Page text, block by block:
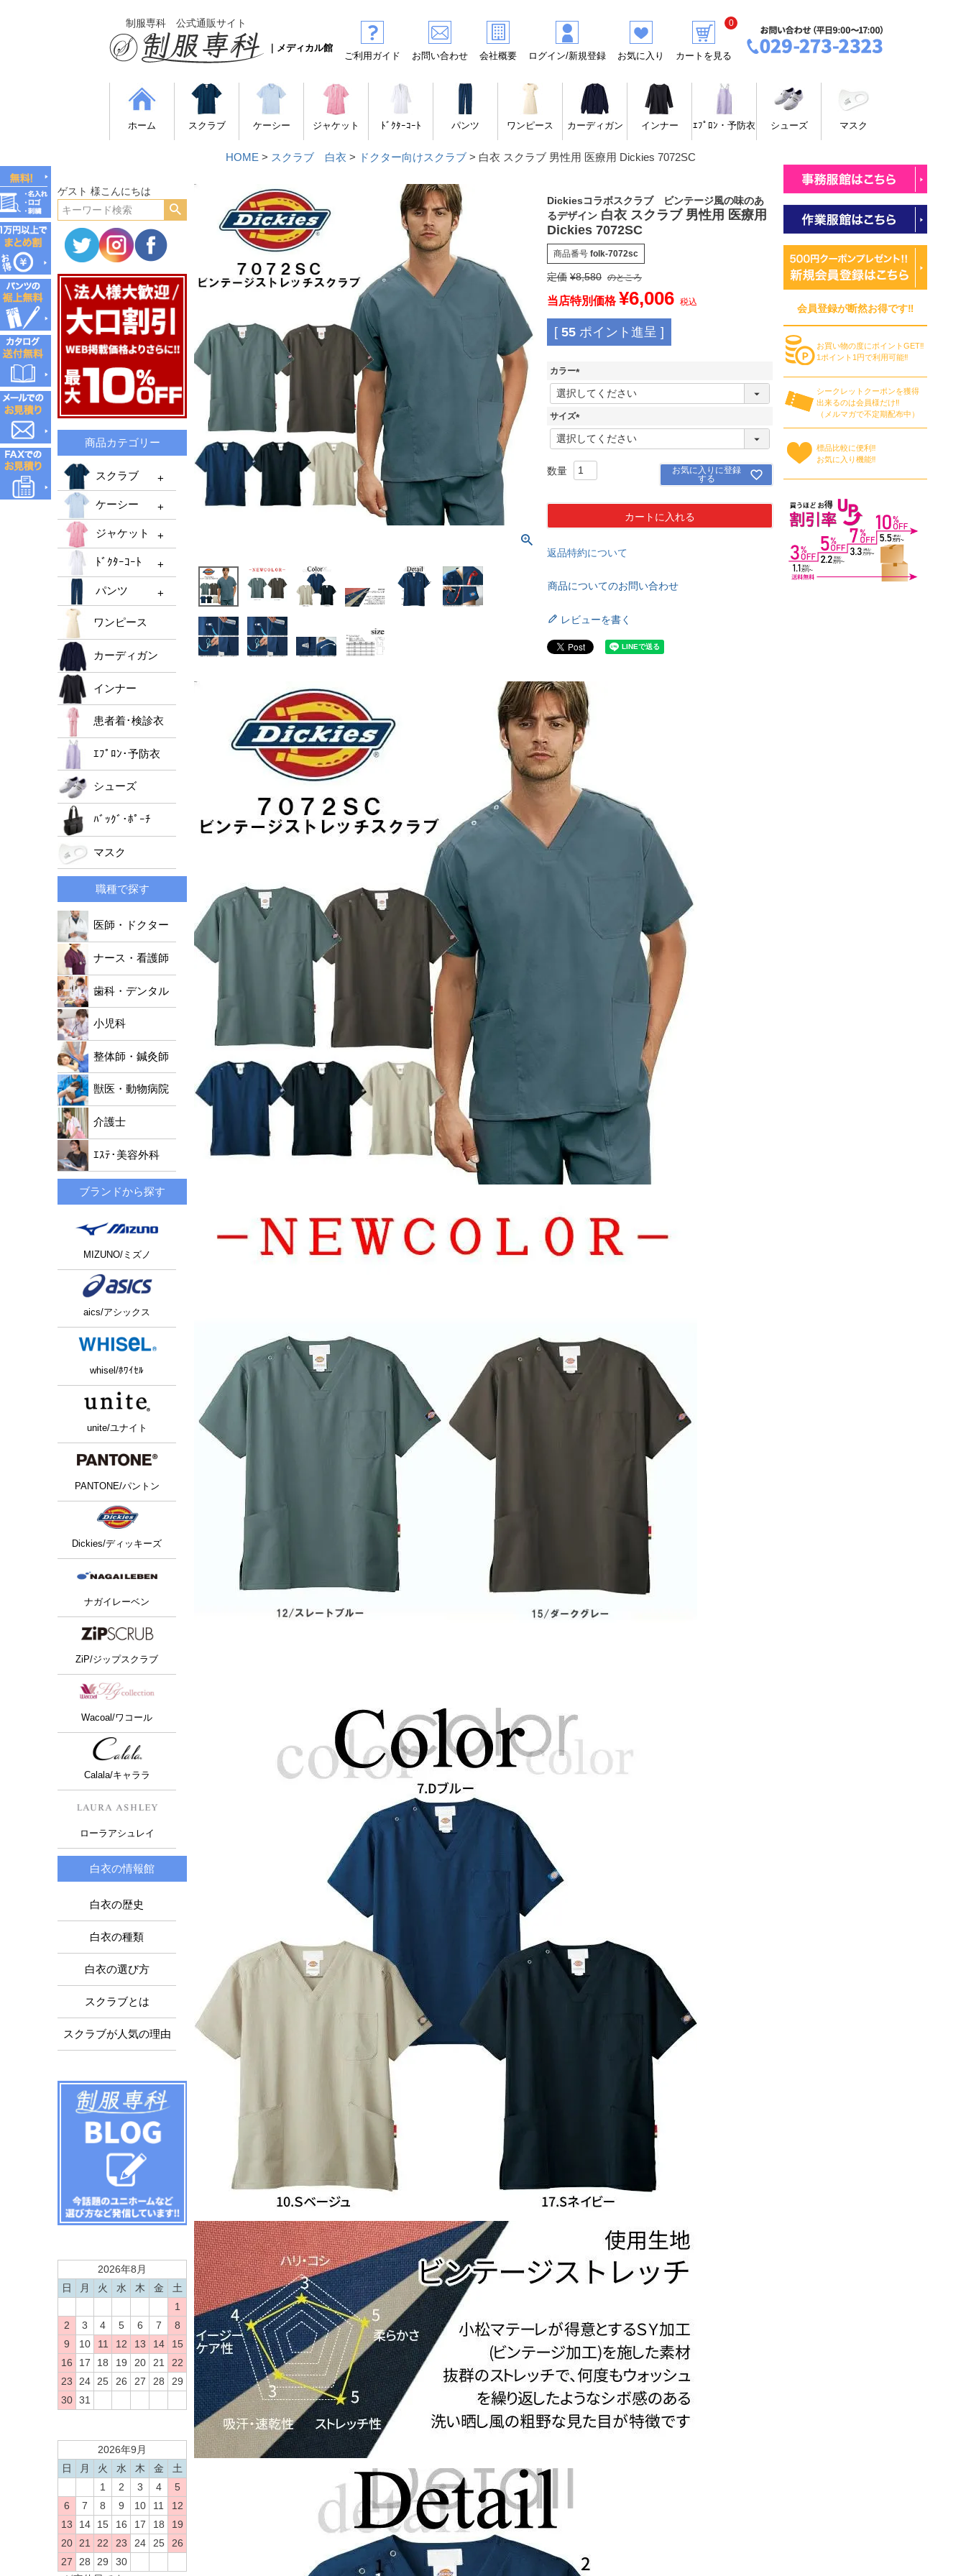
制服専科 公式通販サイト
｜メディカル館
ご利用ガイド お問い合わせ 会社概要 ログイン/新規登録 お気に入り
0
カートを見る
ホーム スクラブ ケーシー ジャケット ﾄﾞｸﾀｰｺｰﾄ パンツ ワンピース カーディガン インナー ｴﾌﾟﾛﾝ・予防衣 シューズ マスク
HOME スクラブ 白衣 ドクター向けスクラブ 白衣 スクラブ 男性用 医療用 Dickies 7072SC
ゲスト 様こんにちは
商品カテゴリー
スクラブ
スクラブTOP
メンズスクラブ
レディーススクラブ
機能性スクラブ
ケーシー
ケーシーTOP
メンズケーシー
レディースケーシー
男女兼用ケーシー
ジャケット
メンズジャケット
ﾚﾃﾞｨｰｽジャケット
ﾄﾞｸﾀｰｺｰﾄ
ﾄﾞｸﾀｰｺｰﾄTOP
ﾒﾝｽﾞﾄﾞｸﾀｰｺｰﾄ
ﾚﾃﾞｨｰｽﾄﾞｸﾀｰｺｰﾄ
パンツ
パンツTOP
メンズパンツ
男女兼用パンツ
ワンピース
カーディガン
インナー
患者着･検診衣
ｴﾌﾟﾛﾝ･予防衣
シューズ
ﾊﾞｯｸﾞ･ﾎﾟｰﾁ
マスク
職種で探す
医師・ドクター
ナース・看護師
歯科・デンタル
小児科
整体師・鍼灸師
獣医・動物病院
介護士
ｴｽﾃ･美容外科
ブランドから探す
MIZUNO/ミズノ
aics/アシックス
whisel/ﾎﾜｲｾﾙ
unite/ユナイト
PANTONE/パントン
Dickies/ディッキーズ
ナガイレーベン
ZiP/ジップスクラブ
Wacoal/ワコール
Calala/キャララ
ローラアシュレイ
白衣の情報館
白衣の歴史
白衣の種類
白衣の選び方
スクラブとは
スクラブが人気の理由
2026年8月
日
月 火 水 木 金
土
1
2
3 4 5 6 7
8
9
10 11 12 13 14
15
16
17 18 19 20 21
22
23
24 25 26 27 28
29
30 31
2026年9月
日
月 火 水 木 金
土
1
2 3 4
5
6
7 8 9 10 11
12
13
14 15 16 17 18
19
20 21 22 23 24 25
26
27
28 29
30
Dickiesコラボスクラブ ビンテージ風の味のあ
るデザイン 白衣 スクラブ 男性用 医療用
Dickies 7072SC
商品番号 folk-7072sc
定価 ¥8,580 のところ
当店特別価格 ¥6,006 税込
[ 55 ポイント進呈 ]
カラー
(
必
須
サイズ
(
必
お気に入りに登録
する
カートに入れる
返品特約について
商品についてのお問い合わせ
レビューを書く
会員登録が断然お得です‼
お買い物の度にポイントGET‼
1ポイント1円で利用可能‼
シークレットクーポンを獲得
出来るのは会員様だけ‼
（メルマガで不定期配布中）
標品比較に便利‼
お気に入り機能‼